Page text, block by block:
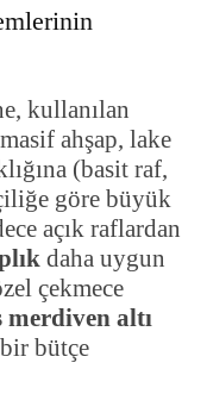
kullanılan
ahşap, lake
(basit raf,
göre büyük
açık raflardan
daha uygun
çekmece
merdiven altı
bütçe